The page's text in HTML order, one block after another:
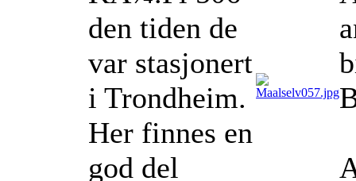
den tiden de
var stasjonert
i Trondheim.
Her finnes en
god del